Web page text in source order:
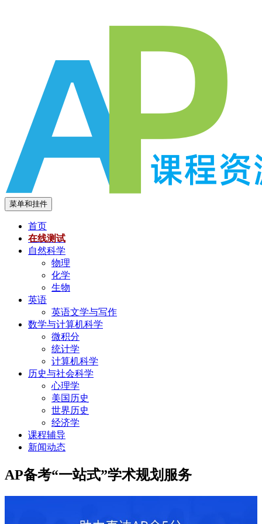
菜单和挂件
首页
在线测试
自然科学
物理
化学
生物
英语
英语文学与写作
数学与计算机科学
微积分
统计学
计算机科学
历史与社会科学
心理学
美国历史
世界历史
经济学
课程辅导
新闻动态
AP备考“一站式”学术规划服务